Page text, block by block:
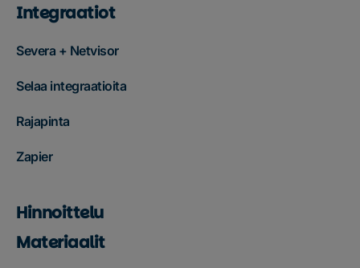
Integraatiot
Severa + Netvisor
Selaa integraatioita
Rajapinta
Zapier
Hinnoittelu
Materiaalit